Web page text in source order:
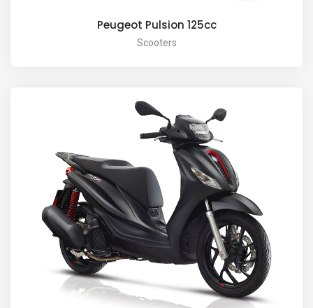
Peugeot Pulsion 125cc
Scooters